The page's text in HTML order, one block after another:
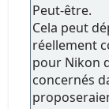
Peut-être.
Cela peut
réellement
pour Nikon
concernés